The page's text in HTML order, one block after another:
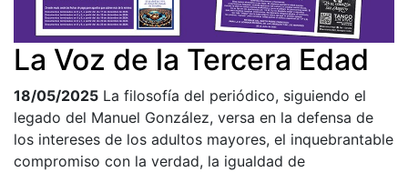
La Voz de la Tercera Edad
18/05/2025 La filosofía del periódico, siguiendo el
legado del Manuel González, versa en la defensa de
los intereses de los adultos mayores, el inquebrantable
compromiso con la verdad, la igualdad de